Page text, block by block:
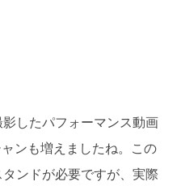
したパフォーマンス動画
ンも増えましたね。この
ンドが必要ですが、実際